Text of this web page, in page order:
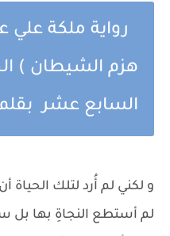
رواية ملكة
هزم الشيطان )
السابع عشر
و لكني لم أُرد لتلك الحياة
لم أستطع النجاةِ بها بل